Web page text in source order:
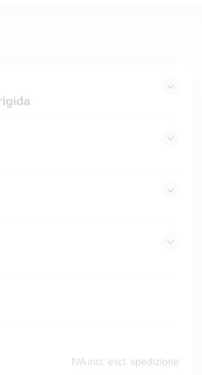
IVA incl. escl. spedizione